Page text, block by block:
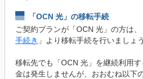
「OCN 光」の移転手続
ご契約プランが「OCN 光」の方は、
手続き 」より移転手続を行いましょう
移転先でも「OCN 光」を継続利用
金は発生しませんが、おおむね以下